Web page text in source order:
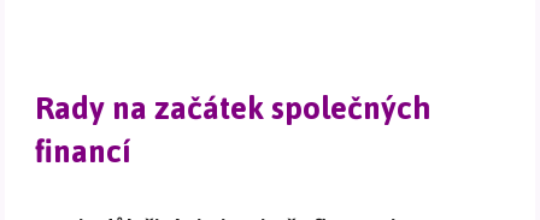
Rady na začátek společných
financí